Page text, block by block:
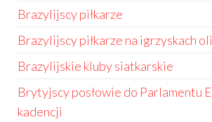
Brazylijscy piłkarze
Brazylijscy piłkarze na igrzyskach
Brazylijskie kluby siatkarskie
Brytyjscy posłowie do Parlamentu
kadencji